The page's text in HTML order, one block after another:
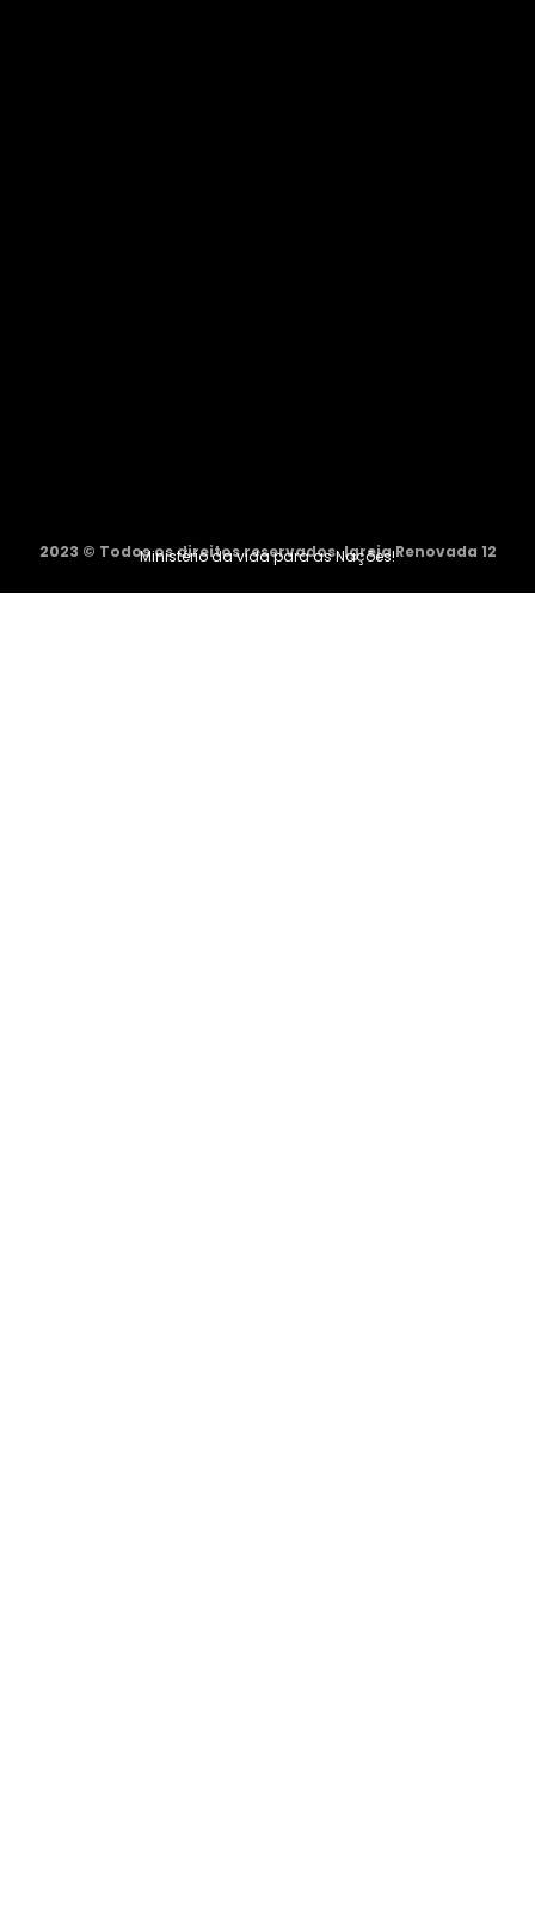
2023 © Todos os direitos reservados. Igreja Renovada 12
Ministério da vida para as Nações!